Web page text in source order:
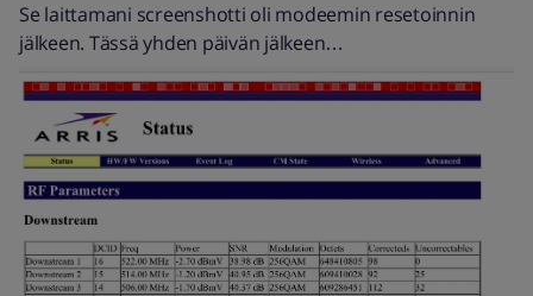
Se laittamani screenshotti oli modeemin resetoinnin
jälkeen. Tässä yhden päivän jälkeen…